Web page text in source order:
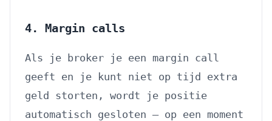
4. Margin calls
Als je broker je een margin call
geeft en je kunt niet op tijd extra
geld storten, wordt je positie
automatisch gesloten — op een moment